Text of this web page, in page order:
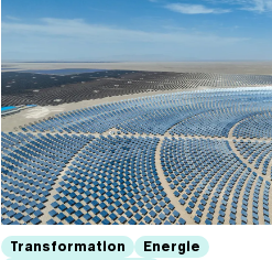
Transformation
Energie